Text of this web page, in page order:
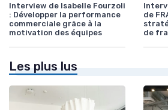
Interview de Isabelle Fourzoli
: Développer la performance
commerciale grâce à la
motivation des équipes
de
de
Les plus lus